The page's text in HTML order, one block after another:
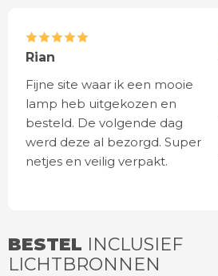
Rian
Fijne site waar ik een mooie
lamp heb uitgekozen en
besteld. De volgende dag
werd deze al bezorgd. Super
netjes en veilig verpakt.
BESTEL INCLUSIEF
LICHTBRONNEN